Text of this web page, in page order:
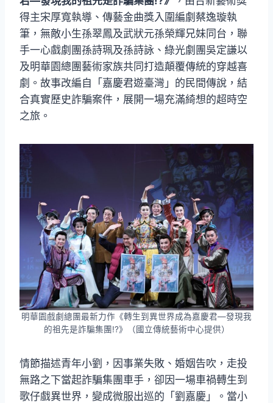
得主宋厚寬執導、傳藝金曲獎入圍編劇蔡逸璇執
筆，無敵小生孫翠鳳及武狀元孫榮輝兄妹同台，聯
手一心戲劇團孫詩珮及孫詩詠、綠光劇團吳定謙以
及明華園總團藝術家族共同打造顛覆傳統的穿越喜
劇。故事改編自「嘉慶君遊臺灣」的民間傳說，結
合真實歷史詐騙案件，展開一場充滿綺想的超時空
之旅。
明華園戲劇總團最新力作《轉生到異世界成為嘉慶君—發現我
的祖先是詐騙集團!?》（國立傳統藝術中心提供）
情節描述青年小劉，因事業失敗、婚姻告吹，走投
無路之下當起詐騙集團車手，卻因一場車禍轉生到
歌仔戲異世界，變成微服出巡的「劉嘉慶」。當小